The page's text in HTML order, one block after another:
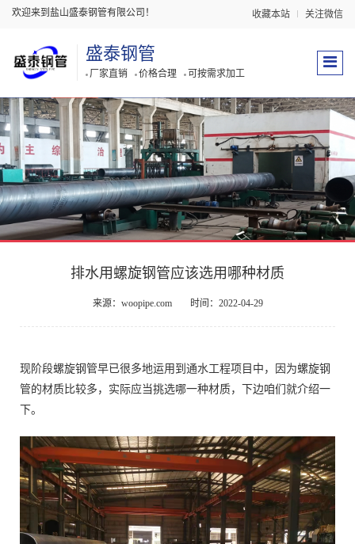
欢迎来到盐山盛泰钢管有限公司！ 收藏本站 关注微信
盛泰钢管
厂家直销 价格合理 可按需求加工
排水用螺旋钢管应该选用哪种材质
来源：woopipe.com 时间：2022-04-29
现阶段螺旋钢管早已很多地运用到通水工程项目中，因为螺旋钢
管的材质比较多，实际应当挑选哪一种材质，下边咱们就介绍一
下。